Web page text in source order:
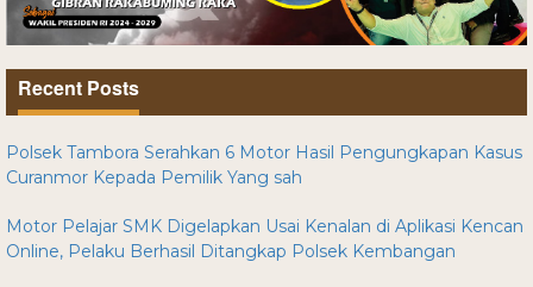
Recent Posts
Polsek Tambora Serahkan 6 Motor Hasil Pengungkapan Kasus
Curanmor Kepada Pemilik Yang sah
Motor Pelajar SMK Digelapkan Usai Kenalan di Aplikasi Kencan
Online, Pelaku Berhasil Ditangkap Polsek Kembangan